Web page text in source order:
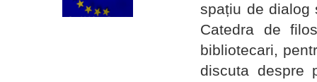
spațiu de dialog
Catedra de
bibliotecari,
discuta despre